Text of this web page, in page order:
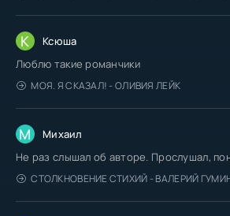
К Ксюша
Люблю такие романчики
МОЯ. Я СКАЗАЛ! - ОЛИВИЯ ЛЕЙК
М Михаил
Не раз слышал об авторе. Прослушал,
СТОЛКНОВЕНИЕ СТИХИЙ - ВАЛЕРИЙ